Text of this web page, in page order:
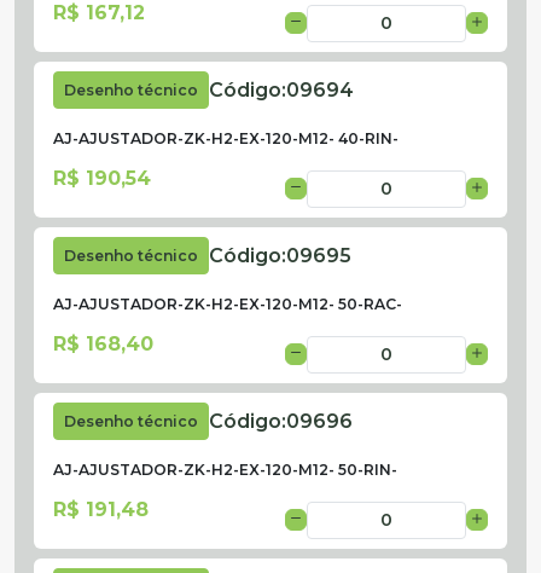
R$ 167,12
Desenho técnico Código:09694
AJ-AJUSTADOR-ZK-H2-EX-120-M12- 40-RIN-
R$ 190,54
Desenho técnico Código:09695
AJ-AJUSTADOR-ZK-H2-EX-120-M12- 50-RAC-
R$ 168,40
Desenho técnico Código:09696
AJ-AJUSTADOR-ZK-H2-EX-120-M12- 50-RIN-
R$ 191,48